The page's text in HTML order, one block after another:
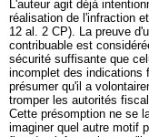
L'auteur agit déjà
réalisation de l'infraction
12 al. 2 CP). La preuve
contribuable est
sécurité suffisante que
incomplet des indications
présumer qu'il a
tromper les autorités
Cette présomption ne se
imaginer quel autre motif